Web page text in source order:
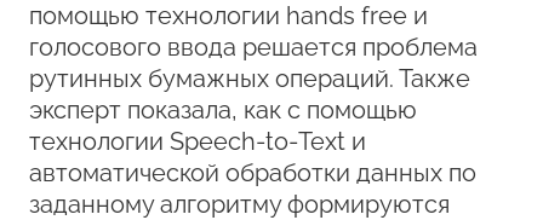
помощью технологии hands free и
голосового ввода решается проблема
рутинных бумажных операций. Также
эксперт показала, как с помощью
технологии Speech-to‑Text и
автоматической обработки данных по
заданному алгоритму формируются